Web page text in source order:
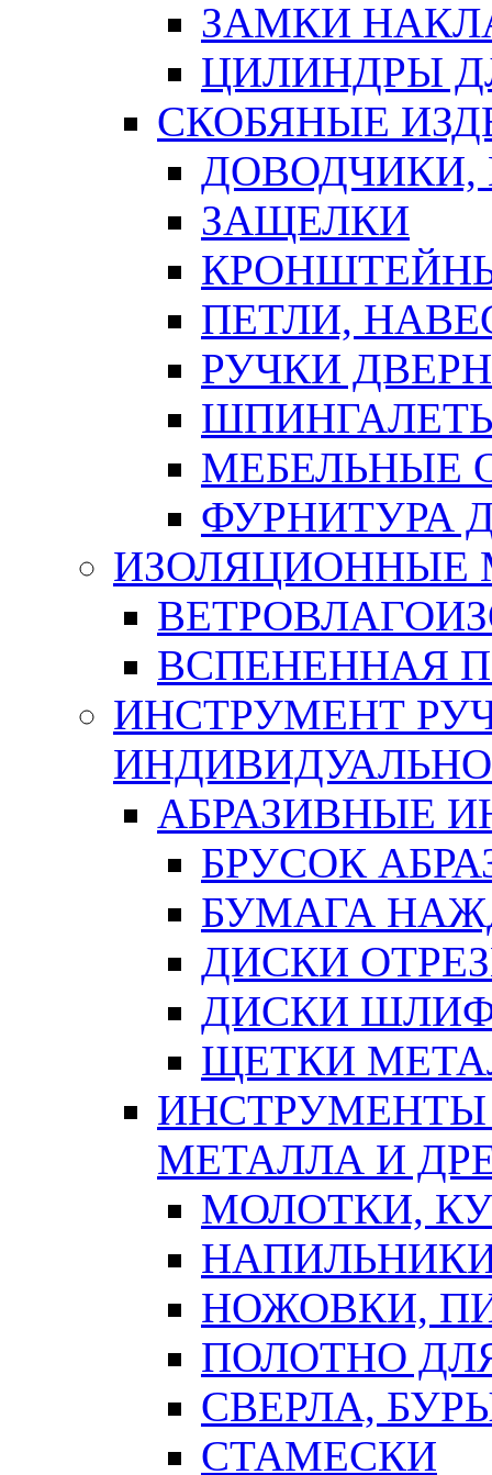
ЗАМКИ
ЦИЛИНДРЫ
СКОБЯНЫЕ
ЗАЩЕЛКИ
ПЕТЛИ,
РУЧКИ
МЕБЕЛЬНЫЕ
ФУРНИТУРА
ИЗОЛЯЦИОННЫЕ
ВСПЕНЕННАЯ
ИНСТРУМЕНТ
АБРАЗИВНЫЕ
БРУСОК
БУМАГА
ДИСКИ
ДИСКИ
ЩЕТКИ
ИНСТРУМЕНТЫ
МЕТАЛЛА И
МОЛОТКИ,
НОЖОВКИ,
ПОЛОТНО
СВЕРЛА,
СТАМЕСКИ